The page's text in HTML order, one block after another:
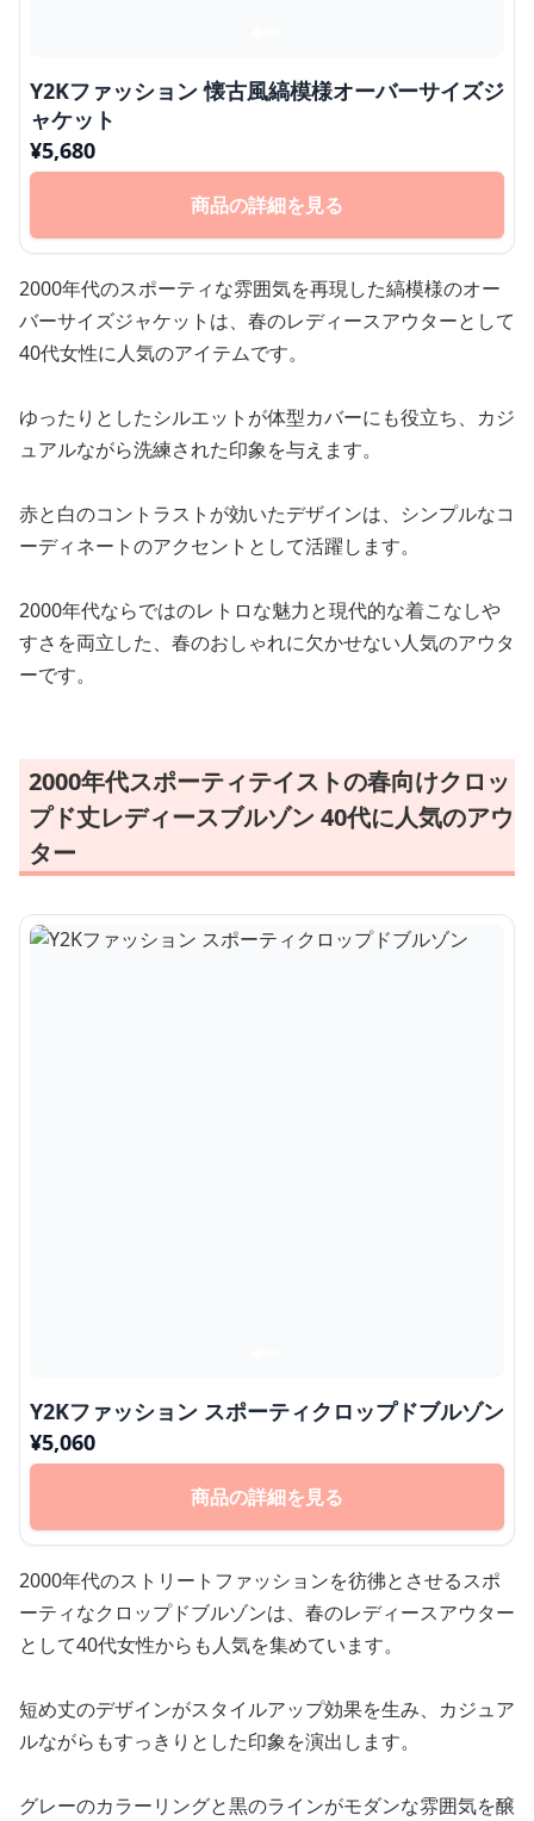
Y2Kファッション 懐古風縞模様オーバーサイズジ
ャケット
¥5,680
商品の詳細を見る
2000年代のスポーティな雰囲気を再現した縞模様のオー
バーサイズジャケットは、春のレディースアウターとして
40代女性に人気のアイテムです。
ゆったりとしたシルエットが体型カバーにも役立ち、カジ
ュアルながら洗練された印象を与えます。
赤と白のコントラストが効いたデザインは、シンプルなコ
ーディネートのアクセントとして活躍します。
2000年代ならではのレトロな魅力と現代的な着こなしや
すさを両立した、春のおしゃれに欠かせない人気のアウタ
ーです。
2000年代スポーティテイストの春向けクロッ
プド丈レディースブルゾン 40代に人気のアウ
ター
Y2Kファッション スポーティクロップドブルゾン
¥5,060
商品の詳細を見る
2000年代のストリートファッションを彷彿とさせるスポ
ーティなクロップドブルゾンは、春のレディースアウター
として40代女性からも人気を集めています。
短め丈のデザインがスタイルアップ効果を生み、カジュア
ルながらもすっきりとした印象を演出します。
グレーのカラーリングと黒のラインがモダンな雰囲気を醸